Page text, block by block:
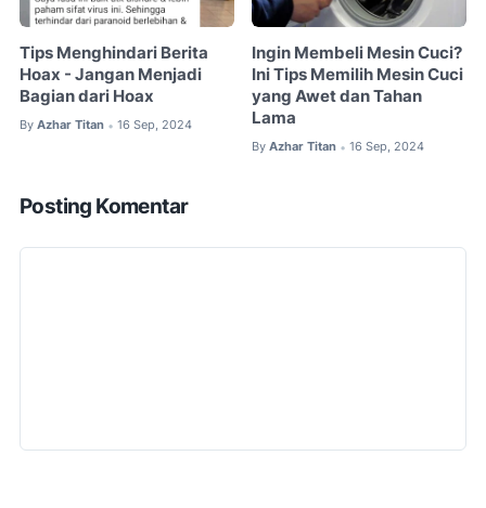
Tips Menghindari Berita
Hoax - Jangan Menjadi
Bagian dari Hoax
By Azhar Titan • 16 Sep, 2024
Ingin Membeli Mesin Cuci?
Ini Tips Memilih Mesin Cuci
yang Awet dan Tahan
Lama
By Azhar Titan • 16 Sep, 2024
Posting Komentar